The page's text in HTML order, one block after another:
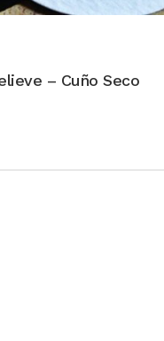
– Cuño Seco